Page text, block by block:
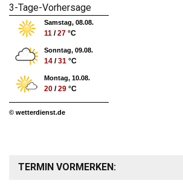
3-Tage-Vorhersage
Samstag, 08.08.
11 /27 °C
Sonntag, 09.08.
14 /31 °C
Montag, 10.08.
20 /29 °C
© wetterdienst.de
TERMIN VORMERKEN: